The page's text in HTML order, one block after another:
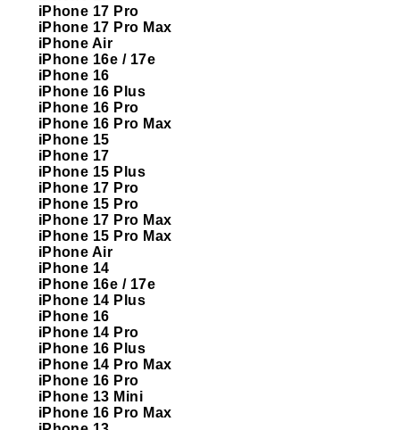
iPhone 17 Pro
iPhone 17 Pro Max
iPhone Air
iPhone 16e / 17e
iPhone 16
iPhone 16 Plus
iPhone 16 Pro
iPhone 16 Pro Max
iPhone 15
iPhone 17
iPhone 15 Plus
iPhone 17 Pro
iPhone 15 Pro
iPhone 17 Pro Max
iPhone 15 Pro Max
iPhone Air
iPhone 14
iPhone 16e / 17e
iPhone 14 Plus
iPhone 16
iPhone 14 Pro
iPhone 16 Plus
iPhone 14 Pro Max
iPhone 16 Pro
iPhone 13 Mini
iPhone 16 Pro Max